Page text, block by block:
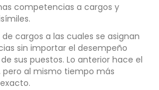
competencias a cargos y
cargos a las cuales se asignan
sin importar el desempeño
sus puestos. Lo anterior hace el
al mismo tiempo más